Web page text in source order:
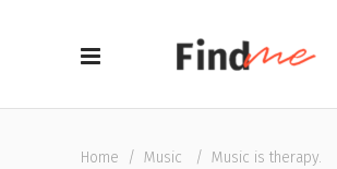
Home / Music / Music is therapy.